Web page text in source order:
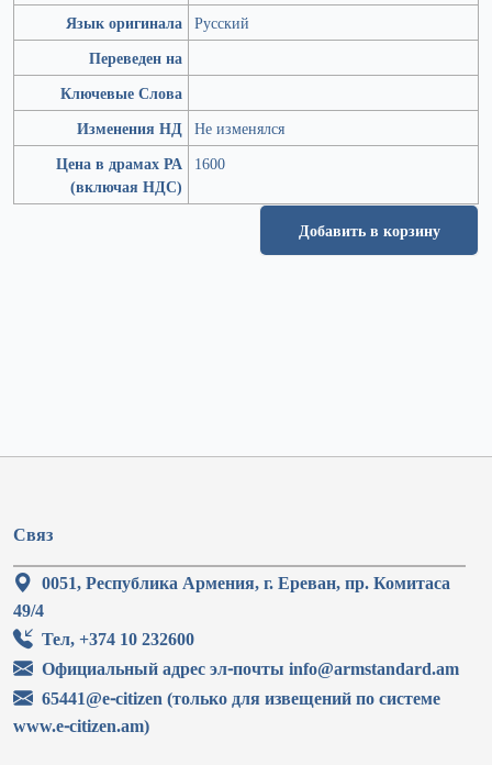
Язык оригинала Русский
Переведен на
Ключевые Слова
Изменения НД Не изменялся
Цена в драмах РА
(включая НДС)
1600
Добавить в корзину
Связ
0051, Республика Армения, г. Ереван, пр. Комитаса
49/4
Тел, +374 10 232600
Официальный адрес эл-почты info@armstandard.am
65441@e-citizen (только для извещений по системе
www.e-citizen.am)